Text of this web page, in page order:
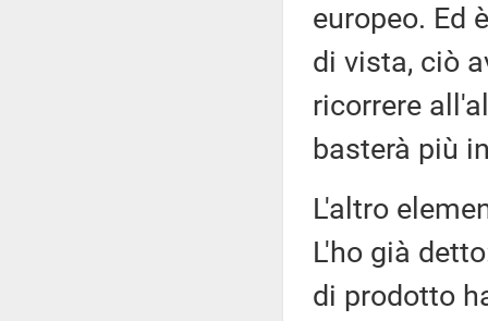
europeo. Ed
di vista, ciò
ricorrere
basterà più
L'altro
L'ho già
di prodotto